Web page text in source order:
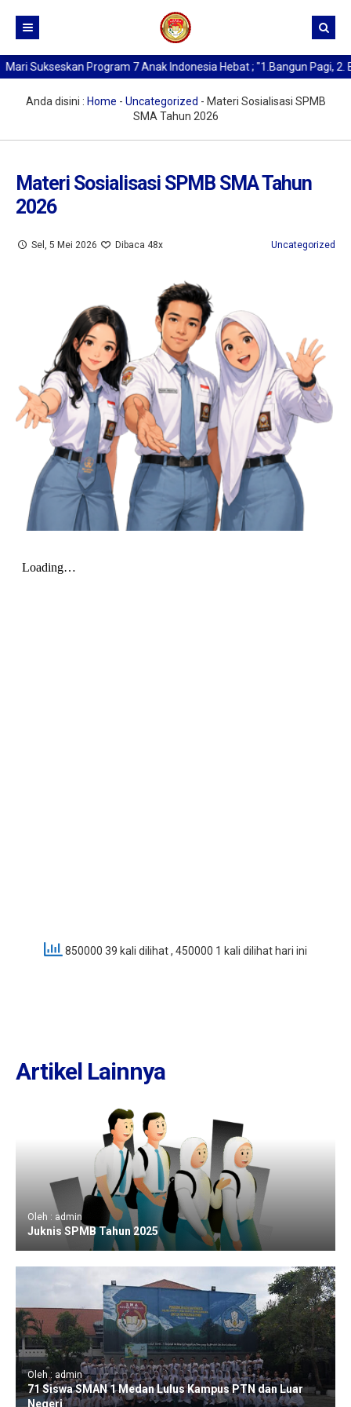
Beranda
Kurikulum
Kata Sambutan Kepala Sekolah
Profil Kepala Sekolah
Data Alumni
Sukseskan Program 7 Anak Indonesia Hebat ; "1.Bangun Pagi, 2.
Anda disini : Home - Uncategorized - Materi Sosialisasi SPMB
SMA Tahun 2026
Materi Sosialisasi SPMB SMA Tahun
2026
Sel, 5 Mei 2026 Dibaca 48x Uncategorized
850000 39 kali dilihat, 450000 1 kali dilihat hari ini
Artikel Lainnya
Oleh : admin
Juknis SPMB Tahun 2025
Oleh : admin
71 Siswa SMAN 1 Medan Lulus Kampus PTN dan Luar
Negeri